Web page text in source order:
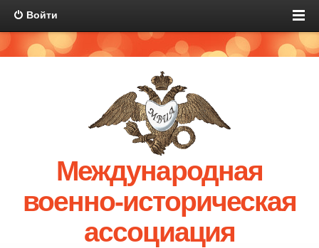
Войти
Международная
военно-историческая
ассоциация